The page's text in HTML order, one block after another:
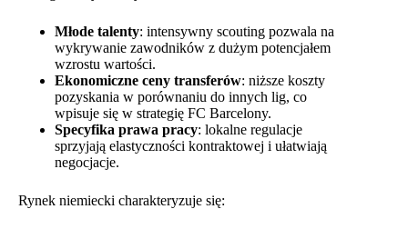
Młode talenty: intensywny scouting pozwala na
wykrywanie zawodników z dużym potencjałem
wzrostu wartości.
Ekonomiczne ceny transferów: niższe koszty
pozyskania w porównaniu do innych lig, co
wpisuje się w strategię FC Barcelony.
Specyfika prawa pracy: lokalne regulacje
sprzyjają elastyczności kontraktowej i ułatwiają
negocjacje.
Rynek niemiecki charakteryzuje się: